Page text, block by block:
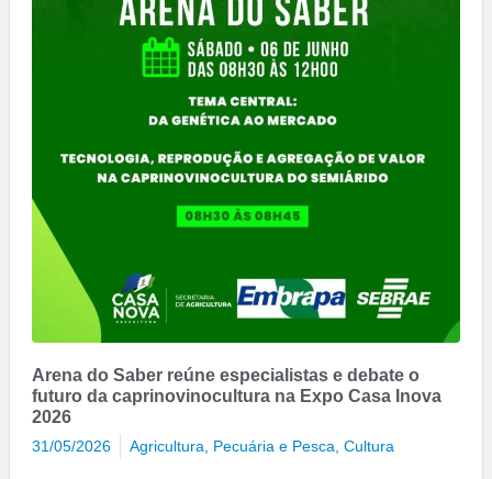
Arena do Saber reúne especialistas e debate o
futuro da caprinovinocultura na Expo Casa Inova
2026
31/05/2026 Agricultura, Pecuária e Pesca, Cultura